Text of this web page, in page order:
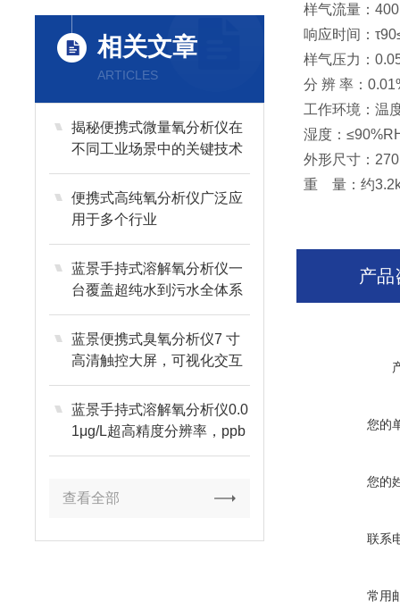
相关文章
ARTICLES
揭秘便携式微量氧分析仪在
不同工业场景中的关键技术
便携式高纯氧分析仪广泛应
用于多个行业
蓝景手持式溶解氧分析仪一
台覆盖超纯水到污水全体系
检测
蓝景便携式臭氧分析仪7 寸
高清触控大屏，可视化交互
蓝景手持式溶解氧分析仪0.0
1μg/L超高精度分辨率，ppb
级微量捕捉
查看全部
样气流量：
响应时间：
样气压力：
分 辨 率：
工作环境：温
湿度：
外形尺寸：
重 量：约
产品
您的
您的
联系
常用